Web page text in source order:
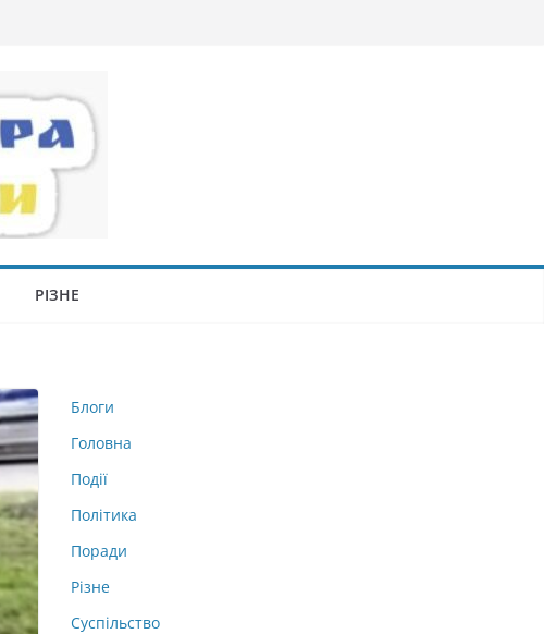
РІЗНЕ
Блоги
Головна
Події
Політика
Поради
Різне
Суспільство